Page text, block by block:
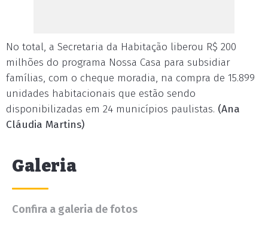
No total, a Secretaria da Habitação liberou R$ 200
milhões do programa Nossa Casa para subsidiar
famílias, com o cheque moradia, na compra de 15.899
unidades habitacionais que estão sendo
disponibilizadas em 24 municípios paulistas. (Ana
Cláudia Martins)
Galeria
Confira a galeria de fotos